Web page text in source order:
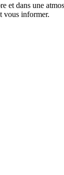
et dans une
vous informer.